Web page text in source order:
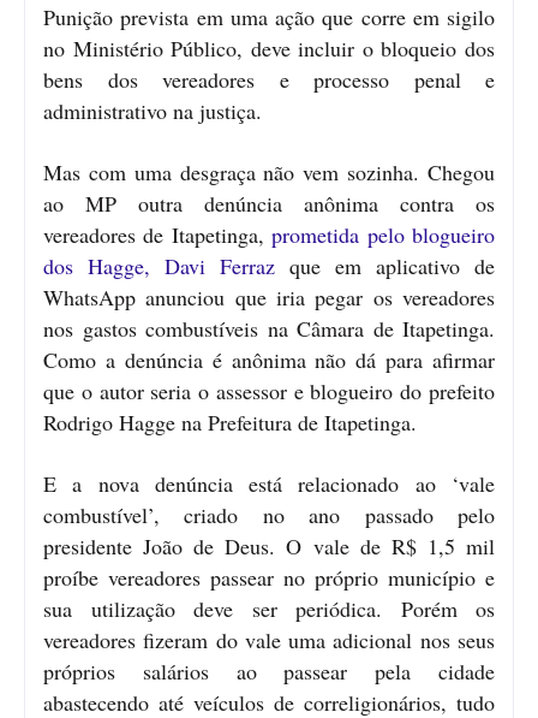
Punição prevista em uma ação que corre em sigilo
no Ministério Público, deve incluir o bloqueio dos
bens dos vereadores e processo penal e
administrativo na justiça.
Mas com uma desgraça não vem sozinha. Chegou
ao MP outra denúncia anônima contra os
vereadores de Itapetinga,prometida pelo blogueiro
dos Hagge, Davi Ferraz que em aplicativo de
WhatsApp anunciou que iria pegar os vereadores
nos gastos combustíveis na Câmara de Itapetinga.
Como a denúncia é anônima não dá para afirmar
que o autor seria o assessor e blogueiro do prefeito
Rodrigo Hagge na Prefeitura de Itapetinga.
E a nova denúncia está relacionado ao ‘vale
combustível’, criado no ano passado pelo
presidente João de Deus. O vale de R$ 1,5 mil
proíbe vereadores passear no próprio município e
sua utilização deve ser periódica. Porém os
vereadores fizeram do vale uma adicional nos seus
próprios salários ao passear pela cidade
abastecendo até veículos de correligionários, tudo